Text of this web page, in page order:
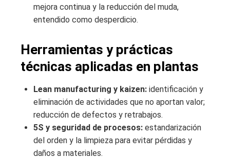
mejora continua y la reducción del muda,
entendido como desperdicio.
Herramientas y prácticas
técnicas aplicadas en plantas
Lean manufacturing y kaizen: identificación y
eliminación de actividades que no aportan valor;
reducción de defectos y retrabajos.
5S y seguridad de procesos: estandarización
del orden y la limpieza para evitar pérdidas y
daños a materiales.